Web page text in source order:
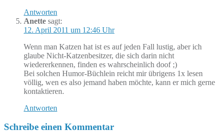
Antworten
Anette sagt:
12. April 2011 um 12:46 Uhr
Wenn man Katzen hat ist es auf jeden Fall lustig, aber ich
glaube Nicht-Katzenbesitzer, die sich darin nicht
wiedererkennen, finden es wahrscheinlich doof ;)
Bei solchen Humor-Büchlein reicht mir übrigens 1x lesen
völlig, wen es also jemand haben möchte, kann er mich gerne
kontaktieren.
Antworten
Schreibe einen Kommentar